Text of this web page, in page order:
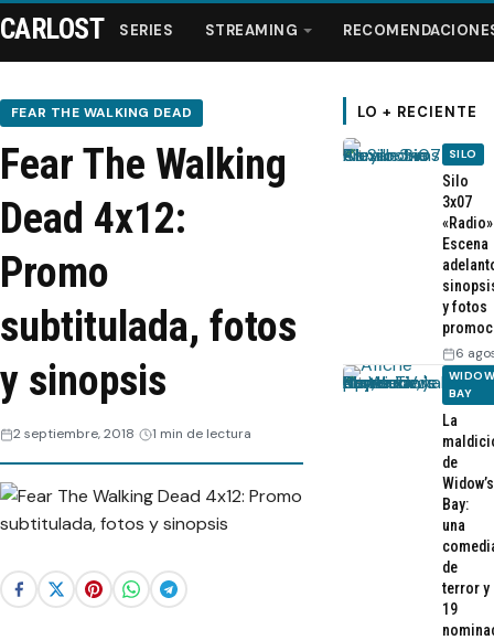
Series
Streaming
Recomendaciones
Webisodios
CARLOST SERIES STREAMING
FEAR THE WALKING DEAD
Fear The Walking
Dead 4x12:
Promo
subtitulada, fotos
y sinopsis
2 septiembre, 2018 1 min de lectura
LO + RECIENTE
SILO
Silo
3x07
Escena
y fotos
6
BAY
La
de
Widow’s
Bay:
una
de
terror y
19